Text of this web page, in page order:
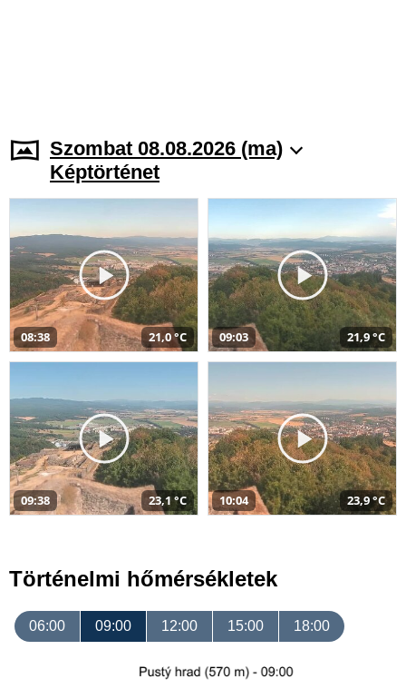
Szombat 08.08.2026 (ma)
Képtörténet
08:38 21,0 °C 09:03 21,9 °C
09:38 23,1 °C 10:04 23,9 °C
Történelmi hőmérsékletek
06:00 09:00 12:00 15:00 18:00